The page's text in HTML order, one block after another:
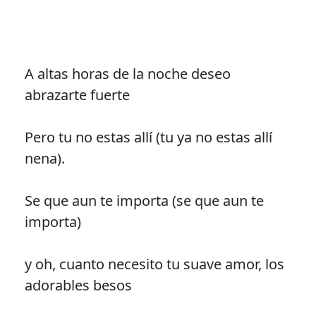
A altas horas de la noche deseo
abrazarte fuerte
Pero tu no estas allí (tu ya no estas allí
nena).
Se que aun te importa (se que aun te
importa)
y oh, cuanto necesito tu suave amor, los
adorables besos